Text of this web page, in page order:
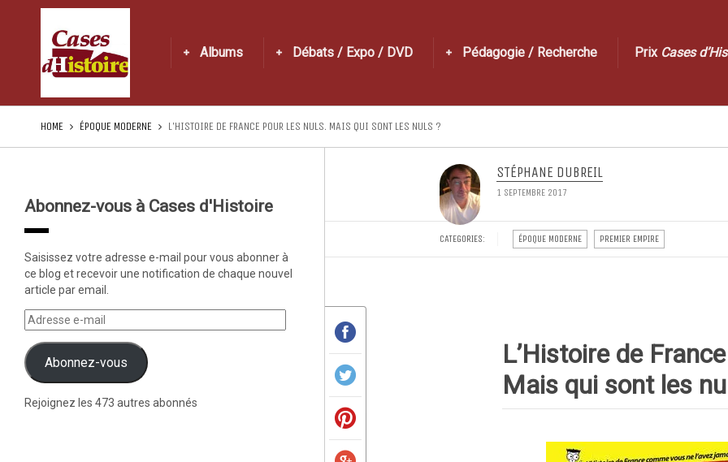
Albums Débats / Expo / DVD Pédagogie / Recherche Prix Cases
HOME ÉPOQUE MODERNE L’HISTOIRE DE FRANCE POUR LES NULS. MAIS QUI SONT LES NULS ?
Abonnez-vous à Cases d'Histoire
Saisissez votre adresse e-mail pour vous abonner à
ce blog et recevoir une notification de chaque nouvel
article par email.
Abonnez-vous
Rejoignez les 473 autres abonnés
STÉPHANE DUBREIL
1 SEPTEMBRE 2017
CATEGORIES: ÉPOQUE MODERNE PREMIER EMPIRE
L’Histoire de
Mais qui sont les